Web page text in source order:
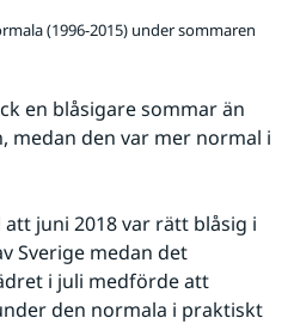
(1996-2015) under sommaren
en blåsigare sommar än
medan den var mer normal i
juni 2018 var rätt blåsig i
Sverige medan det
i juli medförde att
den normala i praktiskt